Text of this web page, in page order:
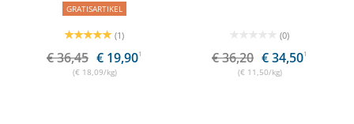
GRATISARTIKEL
(1)
€ 36,45 € 19,901
(€ 18,09/kg)
(0)
€ 36,20 € 34,501
(€ 11,50/kg)